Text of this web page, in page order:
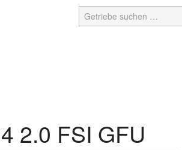
2.0 FSI GFU